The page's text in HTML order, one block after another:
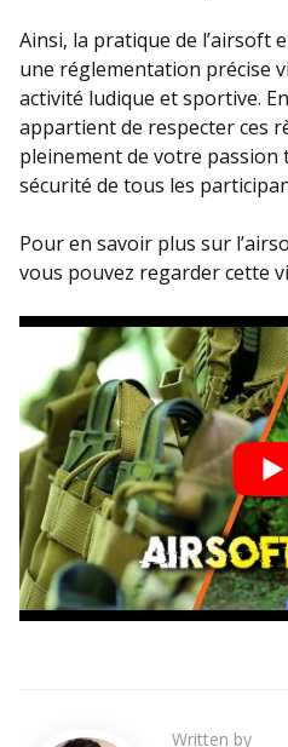
Ainsi, la pratique de l’airsoft
une réglementation précise
activité ludique et sportive.
appartient de respecter ces
pleinement de votre
sécurité de tous les
Pour en savoir plus sur
vous pouvez regarder cette
Written by